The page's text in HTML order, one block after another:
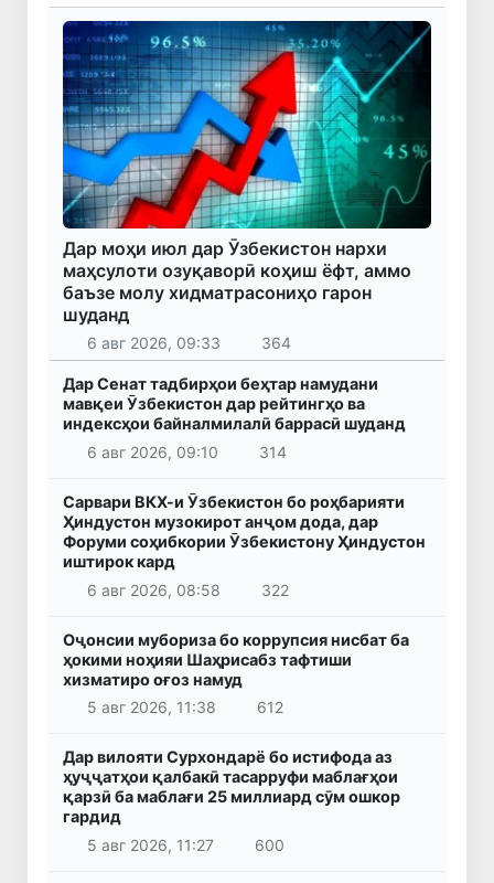
Дар моҳи июл дар Ӯзбекистон нархи
маҳсулоти озуқаворӣ коҳиш ёфт, аммо
баъзе молу хидматрасониҳо гарон
шуданд
6 авг 2026, 09:33 364
Дар Сенат тадбирҳои беҳтар намудани
мавқеи Ӯзбекистон дар рейтингҳо ва
индексҳои байналмилалӣ баррасӣ шуданд
6 авг 2026, 09:10
314
Сарвари ВКХ-и Ӯзбекистон бо роҳбарияти
Ҳиндустон музокирот анҷом дода, дар
Форуми соҳибкории Ӯзбекистону Ҳиндустон
иштирок кард
6 авг 2026, 08:58
322
Оҷонсии мубориза бо коррупсия нисбат ба
ҳокими ноҳияи Шаҳрисабз тафтиши
хизматиро оғоз намуд
5 авг 2026, 11:38
612
Дар вилояти Сурхондарё бо истифода аз
ҳуҷҷатҳои қалбакӣ тасарруфи маблағҳои
қарзӣ ба маблағи 25 миллиард сӯм ошкор
гардид
5 авг 2026, 11:27
600